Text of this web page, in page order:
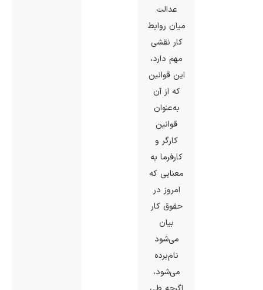
عدالت
میان روابط
کار نقشی
مهم دارد،
این قوانین
که از آن
به‌عنوان
قوانین
کارگر و
کارفرما به
معنایی که
امروز در
حقوق کار
بیان
می‌شود
نام‌برده
می‌شود،